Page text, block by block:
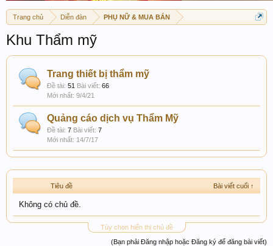
Trang chủ Diễn đàn PHỤ NỮ & MUA BÁN
Khu Thẩm mỹ
Trang thiết bị thẩm mỹ
Đề tài: 51 Bài viết: 66
9/4/21
Quảng cáo dịch vụ Thẩm Mỹ
Đề tài: 7 Bài viết: 7
14/7/17
Tiêu đề Bài viết cuối ↑
Không có chủ đề.
Tùy chọn hiển thị chủ đề
(Bạn phải Đăng nhập hoặc Đăng ký để đăng bài viết)